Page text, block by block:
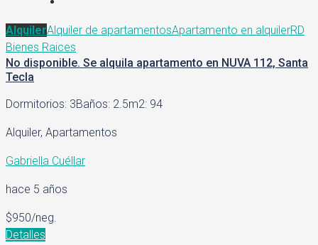
AlquilerAlquiler de apartamentosApartamento en alquilerRD
Bienes Raices
No disponible. Se alquila apartamento en NUVA 112, Santa
Tecla
Dormitorios: 3Baños: 2.5m2: 94
Alquiler, Apartamentos
Gabriella Cuéllar
hace 5 años
$950/neg.
Detalles